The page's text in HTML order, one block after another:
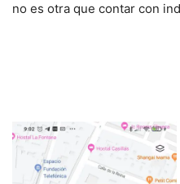
no es otra que contar con